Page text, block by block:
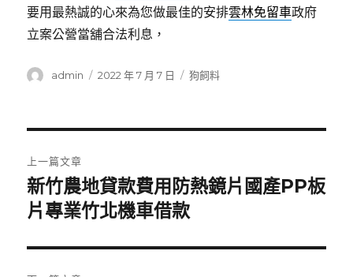
要用最熱誠的心來為您做最佳的安排雲林免留車政府
立案公營當舖合法利息，
作
admin
發
2022 年 7 月 7 日
分
狗飼料
章
導
覽
上一篇文章
上
一
文
章:
新竹農地貸款費用防熱鏡片國產PP板
片專業竹北機車借款